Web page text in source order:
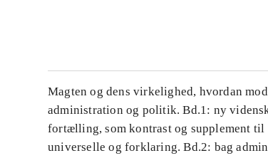
Magten og dens virkelighed, hvordan
administration og politik. Bd.1: ny
fortælling, som kontrast og supplement
universelle og forklaring. Bd.2: bag